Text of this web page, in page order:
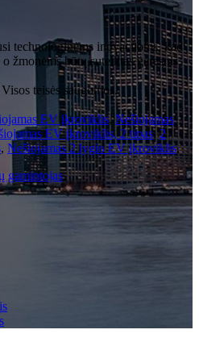
technologinėms inovacijoms, kad
žmonėms būtų suteiktas geresnis
teisės saugomos.
EV įkroviklis,Nešiojamas
EV įkroviklis, 2 tipas,2
, Nešiojamas 2 lygio EV įkroviklis,
gamintojas